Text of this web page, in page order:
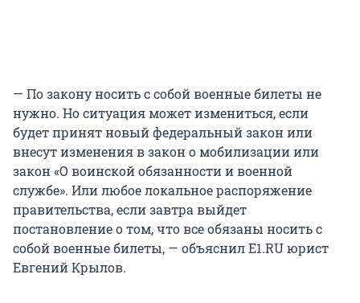
— По закону носить с собой военные билеты не
нужно. Но ситуация может измениться, если
будет принят новый федеральный закон или
внесут изменения в закон о мобилизации или
закон «О воинской обязанности и военной
службе». Или любое локальное распоряжение
правительства, если завтра выйдет
постановление о том, что все обязаны носить с
собой военные билеты, — объяснил E1.RU юрист
Евгений Крылов.